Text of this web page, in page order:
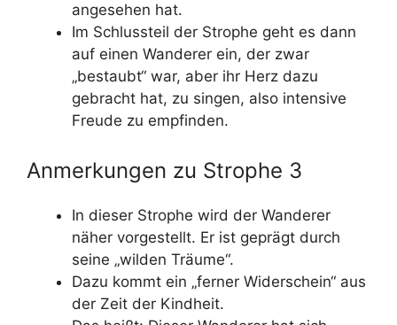
angesehen hat.
Im Schlussteil der Strophe geht es dann
auf einen Wanderer ein, der zwar
„bestaubt“ war, aber ihr Herz dazu
gebracht hat, zu singen, also intensive
Freude zu empfinden.
Anmerkungen zu Strophe 3
In dieser Strophe wird der Wanderer
näher vorgestellt. Er ist geprägt durch
seine „wilden Träume“.
Dazu kommt ein „ferner Widerschein“ aus
der Zeit der Kindheit.